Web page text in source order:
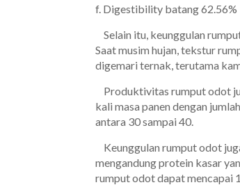
f. Digestibility batang 62.56%
Selain itu, keunggulan
Saat musim hujan, tekstur
digemari ternak, terutama
Produktivitas rumput odot
kali masa panen dengan
antara 30 sampai 40.
Keunggulan rumput odot
mengandung protein kasar
rumput odot dapat mencapai